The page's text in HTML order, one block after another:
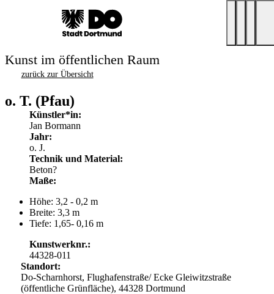
Kunst im öffentlichen Raum
zurück zur Übersicht
o. T. (Pfau)
Künstler*in:
Jan Bormann
Jahr:
o. J.
Technik und Material:
Beton?
Maße:
Höhe: 3,2 - 0,2 m
Breite: 3,3 m
Tiefe: 1,65- 0,16 m
Kunstwerknr.:
44328-011
Standort:
Do-Scharnhorst, Flughafenstraße/ Ecke Gleiwitzstraße
(öffentliche Grünfläche), 44328 Dortmund